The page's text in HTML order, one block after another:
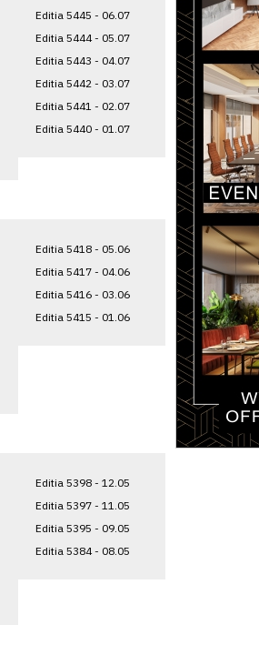
Editia 5445 - 06.07
Editia 5444 - 05.07
Editia 5443 - 04.07
Editia 5442 - 03.07
Editia 5441 - 02.07
Editia 5440 - 01.07
Editia 5418 - 05.06
Editia 5417 - 04.06
Editia 5416 - 03.06
Editia 5415 - 01.06
Editia 5398 - 12.05
Editia 5397 - 11.05
Editia 5395 - 09.05
Editia 5384 - 08.05